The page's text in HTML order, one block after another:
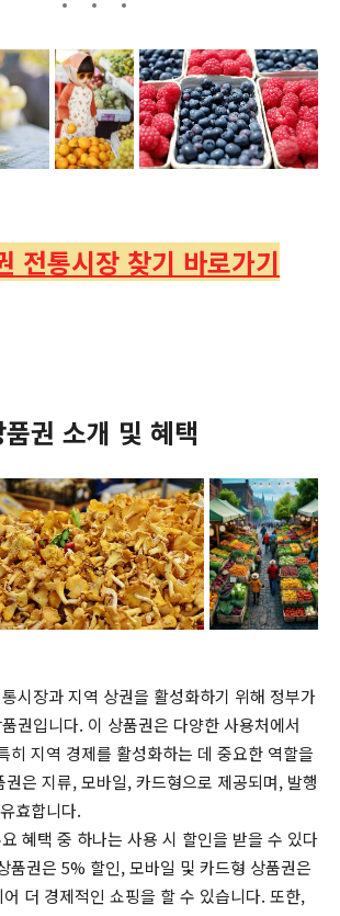
전통시장 찾기 바로가기
권 소개 및 혜택
시장과 지역 상권을 활성화하기 위해 정부가
권입니다. 이 상품권은 다양한 사용처에서
히 지역 경제를 활성화하는 데 중요한 역할을
은 지류, 모바일, 카드형으로 제공되며, 발행
효합니다.
혜택 중 하나는 사용 시 할인을 받을 수 있다
품권은 5% 할인, 모바일 및 카드형 상품권은
더 경제적인 쇼핑을 할 수 있습니다. 또한,